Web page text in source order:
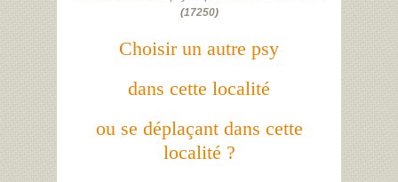
(17250)
Choisir un autre psy
dans cette localité
ou se déplaçant dans cette
localité ?